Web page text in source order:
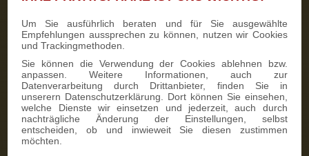
Um Sie ausführlich beraten und für Sie ausgewählte
Empfehlungen aussprechen zu können, nutzen wir Cookies
und Trackingmethoden.
Sie können die Verwendung der Cookies ablehnen bzw.
anpassen. Weitere Informationen, auch zur
Datenverarbeitung durch Drittanbieter, finden Sie in
unserern Datenschutzerklärung. Dort können Sie einsehen,
welche Dienste wir einsetzen und jederzeit, auch durch
nachträgliche Änderung der Einstellungen, selbst
entscheiden, ob und inwieweit Sie diesen zustimmen
möchten.
5 Kontaktaufnahme
Wir kontaktieren Sie persönlich.
6
Personalisierung auswählen
Stollenbanderole
An derStollenbanderole
können wir ab 50 Stück auf Wunsch
eine individuelle Gestaltung in Ihrem Firmendesign